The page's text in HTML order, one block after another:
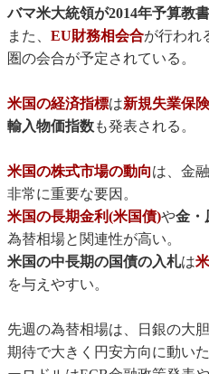
バマ米大統領が2014年予算教
また、 EU財務相会合が行われ
圏の会合が予定されている。
米国の経済指標は新規失業保
輸入物価指数も発表される。
米国の株式市場の動向は、金
非常に重要な要因。
米国の長期金利(米国債)や金・
為替相場と関連性が高い。
米国の中長期の国債の入札は
を与えやすい。
先週の為替相場は、日銀の大
期待で大きく円安方向に動い